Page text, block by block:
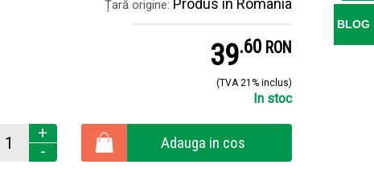
Țară origine: Produs in Romania
39.6 RON
(TVA 21% inclus)
In stoc
+
-
Adauga in cos
BLOG